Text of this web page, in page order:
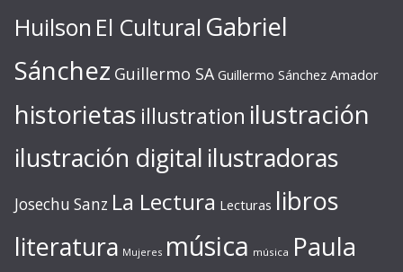
Huilson El Cultural Gabriel
Sánchez Guillermo SA Guillermo Sánchez Amador
historietas illustration ilustración
ilustración digital ilustradoras
Josechu Sanz La Lectura Lecturas libros
literatura Mujeres música música Paula